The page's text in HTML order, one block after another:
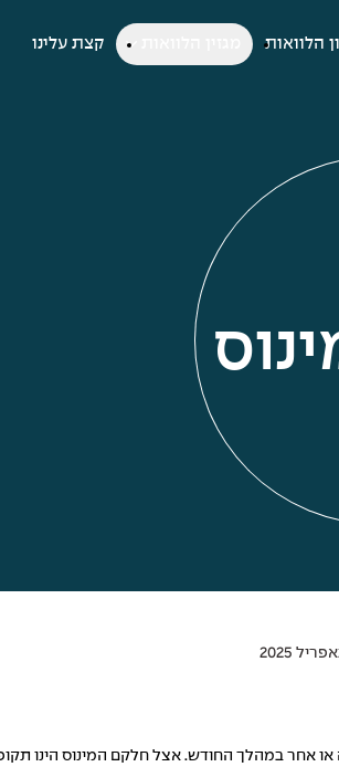
הלוואות קצת עלינו
אחר במהלך החודש. אצל חלקם המינוס הינו